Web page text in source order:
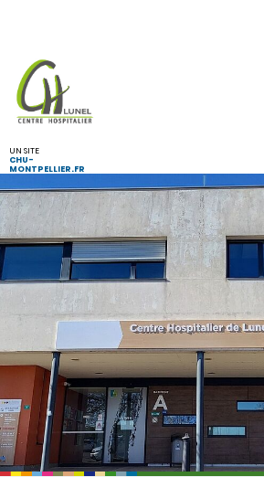
UN SITE
CHU-
MONTPELLIER.FR